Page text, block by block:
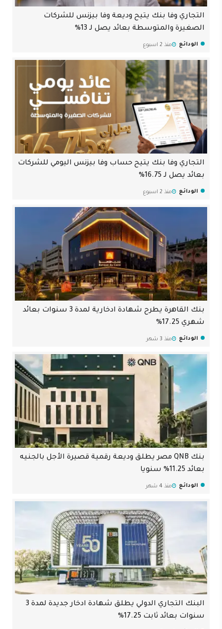
التجاري وفا بنك يتيح وديعة وفا بيزنس للشركات
الصغيرة والمتوسطة بعائد يصل لـ 13%
الودائع منذ 2 اسبوع
التجاري وفا بنك يتيح حساب وفا بيزنس اليومي للشركات
بعائد يصل لـ 16.75%
الودائع منذ 2 اسبوع
بنك القاهرة يطرح شهادة ادخارية لمدة 3 سنوات بعائد
شهري 17.25%
الودائع منذ 3 شهر
بنك QNB مصر يطلق وديعة رقمية قصيرة الأجل بالجنيه
بعائد 11.25% سنويا
الودائع منذ 4 شهر
البنك التجاري الدولي يطلق شهادة ادخار جديدة لمدة 3
سنوات بعائد ثابت 17.25%